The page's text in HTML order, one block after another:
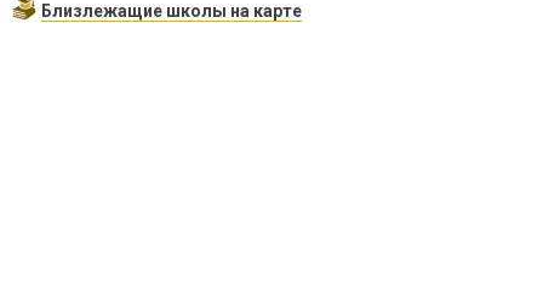
Близлежащие школы на карте